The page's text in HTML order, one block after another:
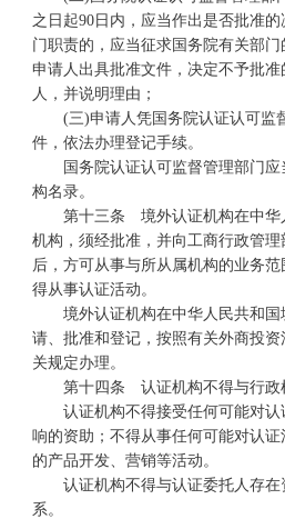
之日起90日内，应当作出是否批准
门职责的，应当征求国务院有关部
申请人出具批准文件，决定不予批
人，并说明理由；
(三)申请人凭国务院认证认可监
件，依法办理登记手续。
国务院认证认可监督管理部门应
构名录。
第十三条 境外认证机构在中华
机构，须经批准，并向工商行政管
后，方可从事与所从属机构的业务
得从事认证活动。
境外认证机构在中华人民共和国
请、批准和登记，按照有关外商投
关规定办理。
第十四条 认证机构不得与行政机
认证机构不得接受任何可能对认
响的资助；不得从事任何可能对认
的产品开发、营销等活动。
认证机构不得与认证委托人存在
系。